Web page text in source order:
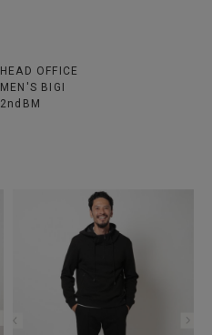
HEAD OFFICE
MEN'S BIGI
2ndBM